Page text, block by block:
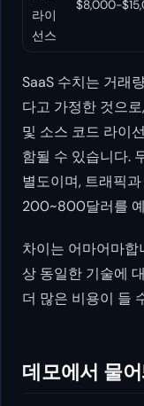
라이
선스
$8,000-
SaaS 수치는 거래
다고 가정한 것으
및 소스 코드 라이
함될 수 있습니다.
별도이며, 트래픽
200~800달러를
차이는 어마어마합
상 동일한 기술에
더 많은 비용이 들
데모에서 물